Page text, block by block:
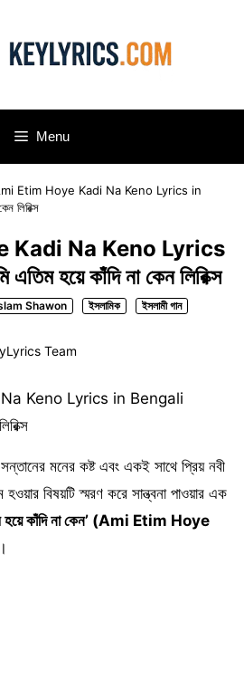
Menu
Etim Hoye Kadi Na Keno Lyrics in
লিরিক্স
Kadi Na Keno Lyrics
হয়ে কাঁদি না কেন লিরিক্স
Shawon ইসলামিক
ইসলামী গান
Team
Keno Lyrics in Bengali
মনের কষ্ট এবং একই সাথে প্রিয় নবী
বিষয়টি স্মরণ করে সান্ত্বনা পাওয়ার এক
হয়ে কাঁদি না কেন’ (Ami Etim Hoye